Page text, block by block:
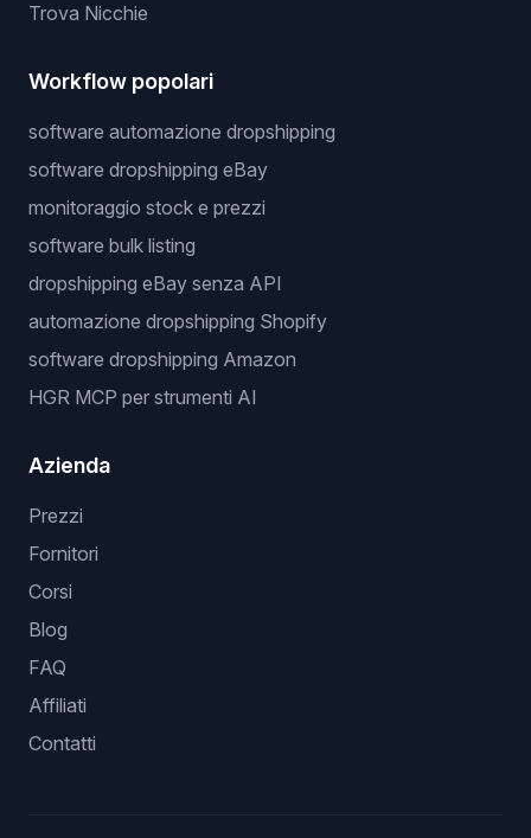
Trova Nicchie
Workflow popolari
software automazione dropshipping
software dropshipping eBay
monitoraggio stock e prezzi
software bulk listing
dropshipping eBay senza API
automazione dropshipping Shopify
software dropshipping Amazon
HGR MCP per strumenti AI
Azienda
Prezzi
Fornitori
Corsi
Blog
FAQ
Affiliati
Contatti